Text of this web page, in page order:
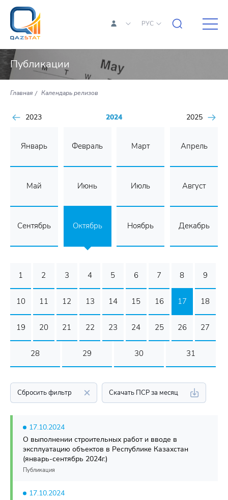
РУС
Публикации
Главная Календарь релизов
2023 2024 2025
Январь Февраль Март Апрель
Май Июнь Июль Август
Сентябрь Октябрь Ноябрь Декабрь
1 2 3 4 5 6 7 8 9
10 11 12 13 14 15 16 17 18
19 20 21 22 23 24 25 26 27
28 29 30 31
Сбросить фильтр Скачать ПСР за месяц
17.10.2024
О выполнении строительных работ и вводе в
эксплуатацию объектов в Республике Казахстан
(январь-сентябрь 2024г.)
Публикация
17.10.2024